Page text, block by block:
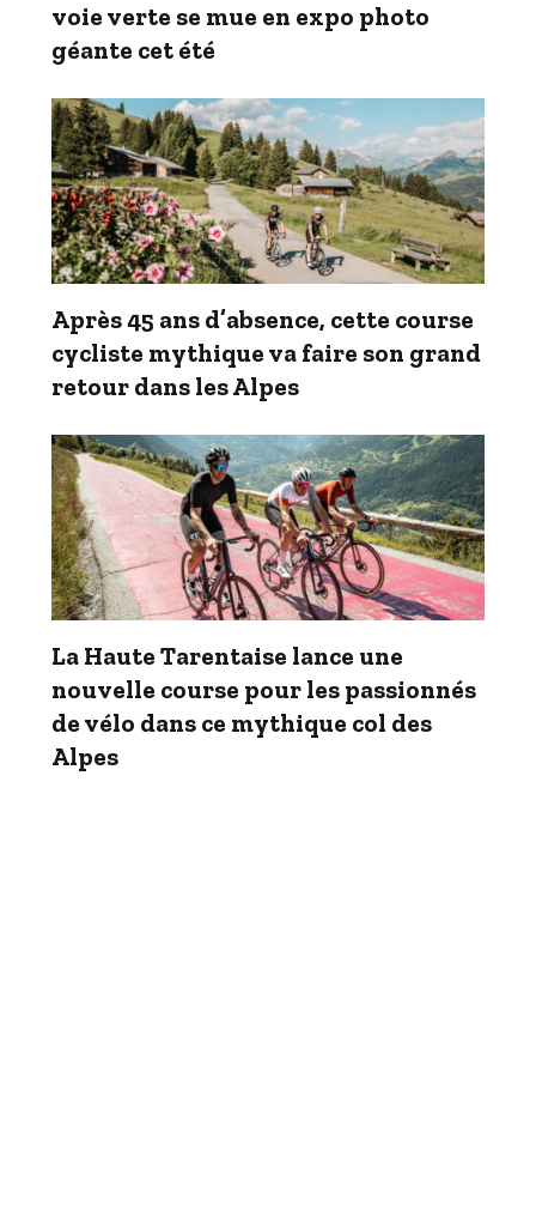
voie verte se mue en expo photo
géante cet été
Après 45 ans d’absence, cette course
cycliste mythique va faire son grand
retour dans les Alpes
La Haute Tarentaise lance une
nouvelle course pour les passionnés
de vélo dans ce mythique col des
Alpes